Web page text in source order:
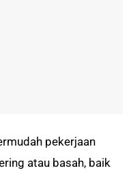
pekerjaan
atau basah, baik